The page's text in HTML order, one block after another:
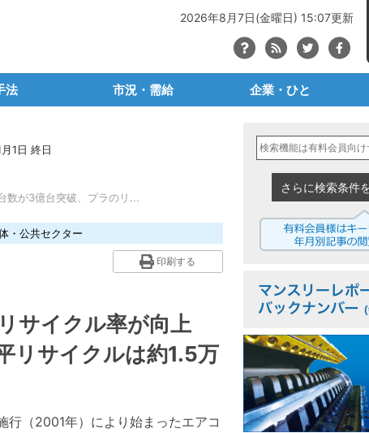
2026年8月7日(金曜日) 15:07更新
法
リサイクル
ラ容器包装
市況・需給
プラ関連統計
廃プラの輸出入
企業・ひと
石油・化学・樹脂メーカ
再生事業者・成形メーカ
素材メーカー・商社
産廃業者・リサイクラー
機械設備メーカー
業界団体・任意団体
1日 終日
数が3億台突破、プラのリ...
・公共セクター
印刷する
サイクル率が向上
リサイクルは約1.5万
（2001年）により始まったエアコ
さらに検索条件